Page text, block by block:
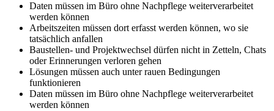
Daten müssen im Büro ohne Nachpflege weiterverarbeitet
werden können
Arbeitszeiten müssen dort erfasst werden können, wo sie
tatsächlich anfallen
Baustellen- und Projektwechsel dürfen nicht in Zetteln, Chats
oder Erinnerungen verloren gehen
Lösungen müssen auch unter rauen Bedingungen
funktionieren
Daten müssen im Büro ohne Nachpflege weiterverarbeitet
werden können